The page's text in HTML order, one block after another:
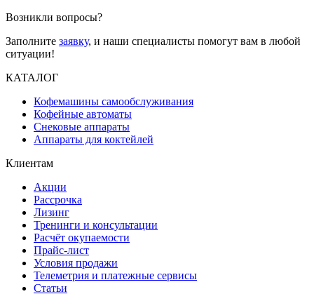
Возникли вопросы?
Заполните заявку, и наши специалисты помогут вам в любой
ситуации!
КАТАЛОГ
Кофемашины самообслуживания
Кофейные автоматы
Снековые аппараты
Аппараты для коктейлей
Клиентам
Акции
Рассрочка
Лизинг
Тренинги и консультации
Расчёт окупаемости
Прайс-лист
Условия продажи
Телеметрия и платежные сервисы
Статьи